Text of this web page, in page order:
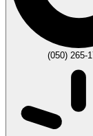
(050) 265-